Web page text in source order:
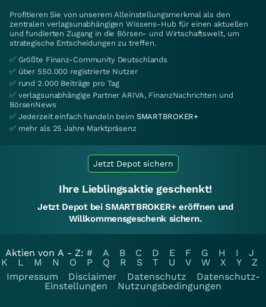
Profitieren Sie von unserem Alleinstellungsmerkmal als den
zentralen verlagsunabhängigen Wissens-Hub für einen aktuellen
und fundierten Zugang in die Börsen- und Wirtschaftswelt, um
strategische Entscheidungen zu treffen.
✅ Größte Finanz-Community Deutschlands
✅ über 550.000 registrierte Nutzer
✅ rund 2.000 Beiträge pro Tag
✅ verlagsunabhängige Partner ARIVA, FinanzNachrichten und
BörsenNews
✅ Jederzeit einfach handeln beim SMARTBROKER+
✅ mehr als 25 Jahre Marktpräsenz
Jetzt Depot sichern
Ihre Lieblingsaktie geschenkt!
Jetzt Depot bei SMARTBROKER+ eröffnen und
Willkommensgeschenk sichern.
Aktien von A - Z: # A B C D E F G H I
J
K
L M N O P Q R S T U V W X Y
Z
Impressum
Disclaimer Datenschutz
Datenschutz-
Einstellungen
Nutzungsbedingungen